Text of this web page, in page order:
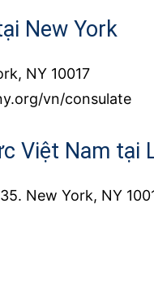
New York
NY 10017
vn/consulate
Việt Nam tại
New York, NY